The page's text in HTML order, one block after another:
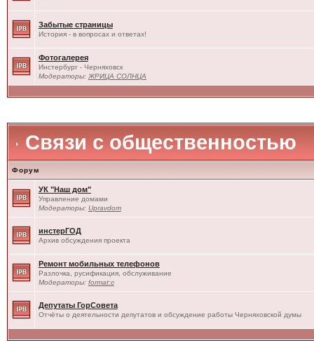
Забытые страницы
История - в вопросах и ответах!
Фотогалерея
Инстербург - Черняховск
Модераторы: ЖРИЦА СОЛНЦА
Связи с общественностью
Форум
УК "Наш дом"
Управление домами
Модераторы: Upravdom
инстерГОД
Архив обсуждения проекта
Ремонт мобильных телефонов
Разлочка, русификация, обслуживание
Модераторы: format:c
Депутаты ГорСовета
Отчёты о деятельности депутатов и обсуждение работы Черняховской думы